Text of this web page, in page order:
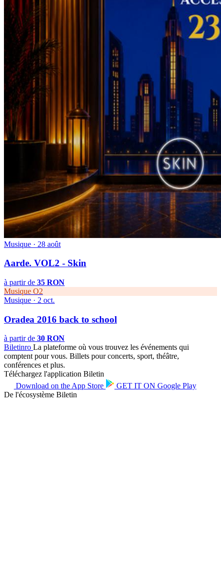
Musique · 28 août
Aarde. VOL2 - Skin
à partir de 35 RON
Musique O2
Musique · 2 oct.
Oradea 2016 back to school
à partir de 30 RON
Biletinro La plateforme où vous trouvez les événements qui
comptent pour vous. Billets pour concerts, sport, théâtre,
conférences et plus.
Téléchargez l'application Biletin
Download on theApp Store GET IT ON Google Play
De l'écosystème Biletin